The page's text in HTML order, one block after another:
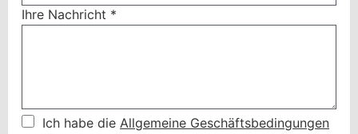
Ihre Nachricht *
Ich habe die Allgemeine Geschäftsbedingungen